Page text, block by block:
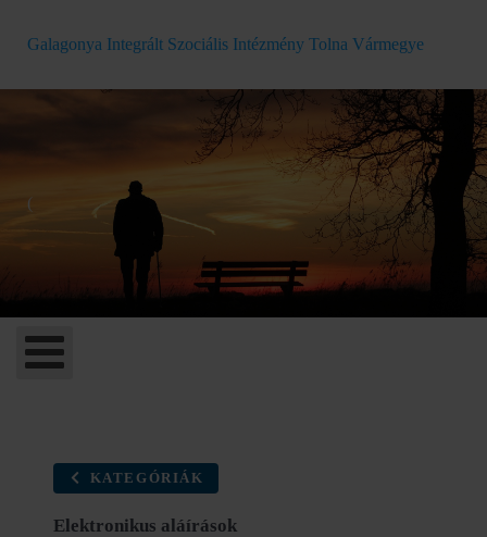
Galagonya Integrált Szociális Intézmény Tolna Vármegye
(
KATEGÓRIÁK
Elektronikus aláírások